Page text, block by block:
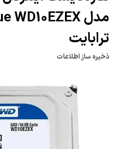
ترابایت
ذخیره ساز اطلاعات